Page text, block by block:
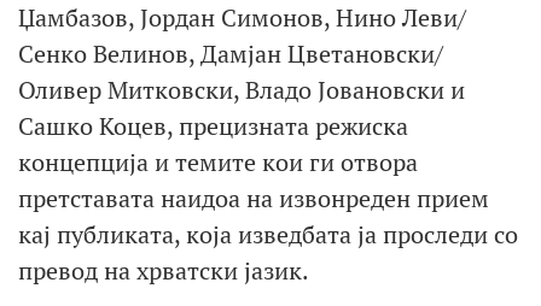
Џамбазов, Јордан Симонов, Нино Леви/
Сенко Велинов, Дамјан Цветановски/
Оливер Митковски, Владо Јовановски и
Сашко Коцев, прецизната режиска
концепција и темите кои ги отвора
претставата наидоа на извонреден прием
кај публиката, која изведбата ја проследи со
превод на хрватски јазик.